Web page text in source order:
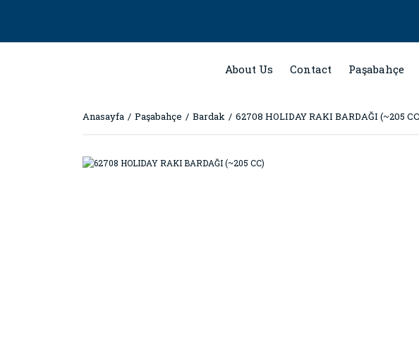
About Us Contact Paşabahçe
Anasayfa Paşabahçe Bardak 62708 HOLIDAY RAKI BARDAĞI (~205